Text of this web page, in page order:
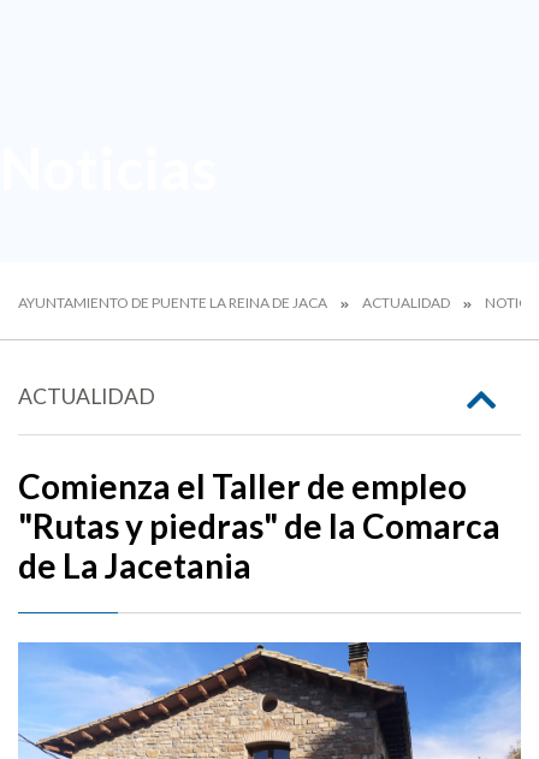
AYUNTAMIENTO DE PUENTE LA REINA DE JACA ACTUALIDAD
ACTUALIDAD
Comienza el Taller de empleo
"Rutas y piedras" de la Comarca
de La Jacetania